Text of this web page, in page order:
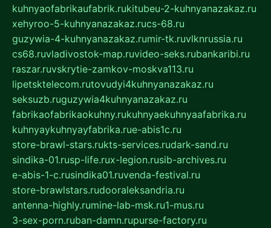
kuhnyaofabrikaufabrik.rukitubeu-2-kuhnyanazakaz.ru
xehyroo-5-kuhnyanazakaz.rucs-68.ru
guzywia-4-kuhnyanazakaz.rumir-tk.ruvlknrussia.ru
cs68.ruvladivostok-map.ruvideo-seks.rubankaribi.ru
raszar.ruvskrytie-zamkov-moskva113.ru
lipetsktelecom.rutovudyi4kuhnyanazakaz.ru
seksuzb.ruguzywia4kuhnyanazakaz.ru
fabrikaofabrikaokuhny.rukuhnyaekuhnyaafabrika.ru
kuhnyaykuhnyayfabrika.rue-abis1c.ru
store-brawl-stars.rukts-services.rudark-sand.ru
sindika-01.rusp-life.rux-legion.rusib-archives.ru
e-abis-1-c.rusindika01.ruvenda-festival.ru
store-brawlstars.rudooraleksandria.ru
antenna-highly.rumine-lab-msk.ru1-mus.ru
3-sex-porn.ruban-damn.rupurse-factory.ru